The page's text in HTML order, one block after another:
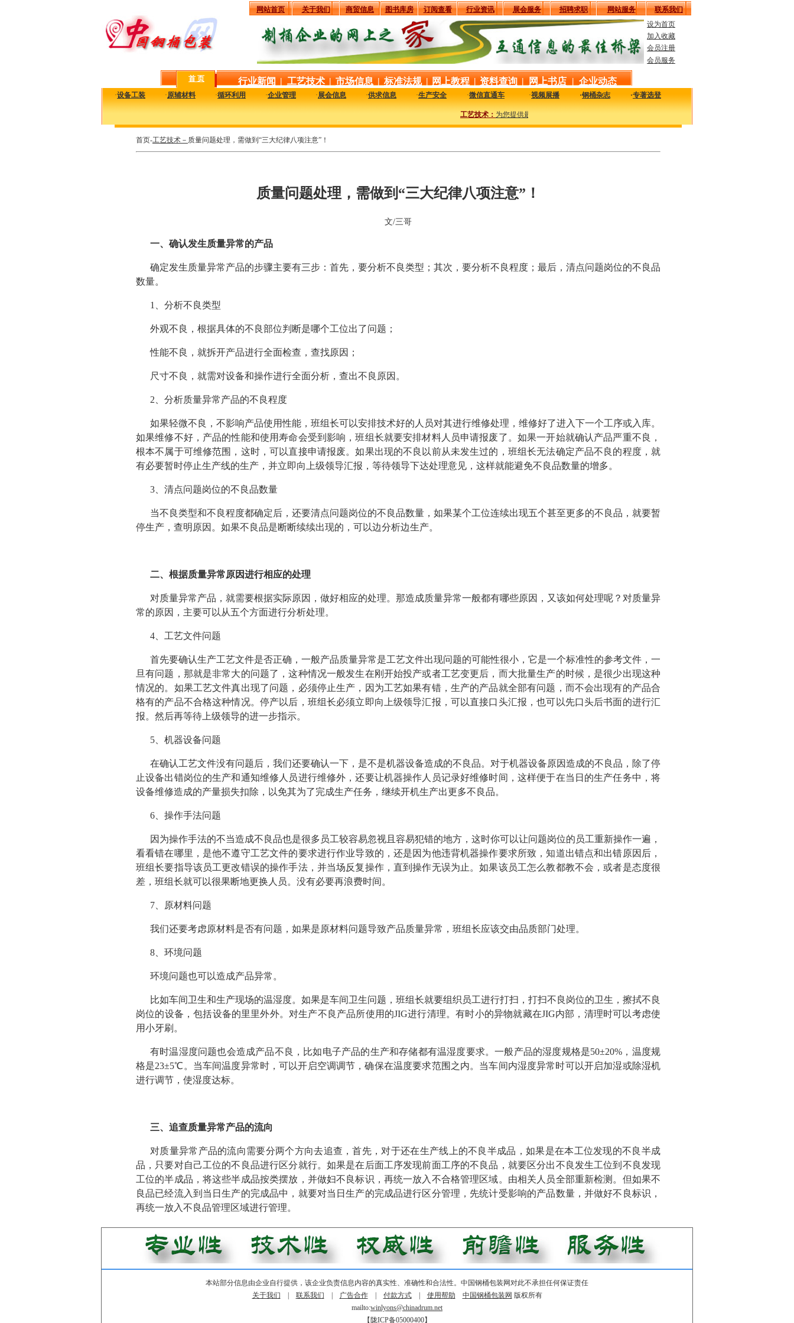
网站首页 关于我们 商贸信息 图书库房 订阅查看 行业资讯 展会服务 招聘求职 网站服务
联系我们
设为首页
加入收藏
会员注册
会员服务
首 页 行业新闻 | 工艺技术 | 市场信息 | 标准法规 | 网上教程 | 资料查询 | 网上书店 | 企业动态
·设备工装 ·原辅材料 ·循环利用 ·企业管理 ·展会信息 ·供求信息 ·生产安全 ·微信直通车 ·视频展播 ·钢桶杂志 ·专著选登
工艺技术： 为您提供最新最实用的工艺、技术、质量及设备信息，致力于解决您生产中的实际问题。
首页-工艺技术－ 质量问题处理，需做到“三大纪律八项注意”！
质量问题处理，需做到“三大纪律八项注意”！
文/三哥
一、确认发生质量异常的产品
确定发生质量异常产品的步骤主要有三步：首先，要分析不良类型；其次，要分析不良程度；最后，清点问题岗位的不良品
数量。
1、分析不良类型
外观不良，根据具体的不良部位判断是哪个工位出了问题；
性能不良，就拆开产品进行全面检查，查找原因；
尺寸不良，就需对设备和操作进行全面分析，查出不良原因。
2、分析质量异常产品的不良程度
如果轻微不良，不影响产品使用性能，班组长可以安排技术好的人员对其进行维修处理，维修好了进入下一个工序或入库。
如果维修不好，产品的性能和使用寿命会受到影响，班组长就要安排材料人员申请报废了。如果一开始就确认产品严重不良，
根本不属于可维修范围，这时，可以直接申请报废。如果出现的不良以前从未发生过的，班组长无法确定产品不良的程度，就
有必要暂时停止生产线的生产，并立即向上级领导汇报，等待领导下达处理意见，这样就能避免不良品数量的增多。
3、清点问题岗位的不良品数量
当不良类型和不良程度都确定后，还要清点问题岗位的不良品数量，如果某个工位连续出现五个甚至更多的不良品，就要暂
停生产，查明原因。如果不良品是断断续续出现的，可以边分析边生产。
二、根据质量异常原因进行相应的处理
对质量异常产品，就需要根据实际原因，做好相应的处理。那造成质量异常一般都有哪些原因，又该如何处理呢？对质量异
常的原因，主要可以从五个方面进行分析处理。
4、工艺文件问题
首先要确认生产工艺文件是否正确，一般产品质量异常是工艺文件出现问题的可能性很小，它是一个标准性的参考文件，一
旦有问题，那就是非常大的问题了，这种情况一般发生在刚开始投产或者工艺变更后，而大批量生产的时候，是很少出现这种
情况的。如果工艺文件真出现了问题，必须停止生产，因为工艺如果有错，生产的产品就全部有问题，而不会出现有的产品合
格有的产品不合格这种情况。停产以后，班组长必须立即向上级领导汇报，可以直接口头汇报，也可以先口头后书面的进行汇
报。然后再等待上级领导的进一步指示。
5、机器设备问题
在确认工艺文件没有问题后，我们还要确认一下，是不是机器设备造成的不良品。对于机器设备原因造成的不良品，除了停
止设备出错岗位的生产和通知维修人员进行维修外，还要让机器操作人员记录好维修时间，这样便于在当日的生产任务中，将
设备维修造成的产量损失扣除，以免其为了完成生产任务，继续开机生产出更多不良品。
6、操作手法问题
因为操作手法的不当造成不良品也是很多员工较容易忽视且容易犯错的地方，这时你可以让问题岗位的员工重新操作一遍，
看看错在哪里，是他不遵守工艺文件的要求进行作业导致的，还是因为他违背机器操作要求所致，知道出错点和出错原因后，
班组长要指导该员工更改错误的操作手法，并当场反复操作，直到操作无误为止。如果该员工怎么教都教不会，或者是态度很
差，班组长就可以很果断地更换人员。没有必要再浪费时间。
7、原材料问题
我们还要考虑原材料是否有问题，如果是原材料问题导致产品质量异常，班组长应该交由品质部门处理。
8、环境问题
环境问题也可以造成产品异常。
比如车间卫生和生产现场的温湿度。如果是车间卫生问题，班组长就要组织员工进行打扫，打扫不良岗位的卫生，擦拭不良
岗位的设备，包括设备的里里外外。对生产不良产品所使用的JIG进行清理。有时小的异物就藏在JIG内部，清理时可以考虑使
用小牙刷。
有时温湿度问题也会造成产品不良，比如电子产品的生产和存储都有温湿度要求。一般产品的湿度规格是50±20%，温度规
格是23±5℃。当车间温度异常时，可以开启空调调节，确保在温度要求范围之内。当车间内湿度异常时可以开启加湿或除湿机
进行调节，使湿度达标。
三、追查质量异常产品的流向
对质量异常产品的流向需要分两个方向去追查，首先，对于还在生产线上的不良半成品，如果是在本工位发现的不良半成
品，只要对自己工位的不良品进行区分就行。如果是在后面工序发现前面工序的不良品，就要区分出不良发生工位到不良发现
工位的半成品，将这些半成品按类摆放，并做妇不良标识，再统一放入不合格管理区域。由相关人员全部重新检测。但如果不
良品已经流入到当日生产的完成品中，就要对当日生产的完成品进行区分管理，先统计受影响的产品数量，并做好不良标识，
再统一放入不良品管理区域进行管理。
本站部分信息由企业自行提供，该企业负责信息内容的真实性、准确性和合法性。中国钢桶包装网对此不承担任何保证责任
关于我们
联系我们 广告合作| 付款方式| 使用帮助 中国钢桶包装网 版权所有
mailto:winlyons@chinadrum.net
【陇ICP备05000400】